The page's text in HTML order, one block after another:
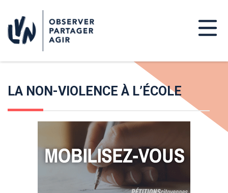
LA NON-VIOLENCE À L’ÉCOLE